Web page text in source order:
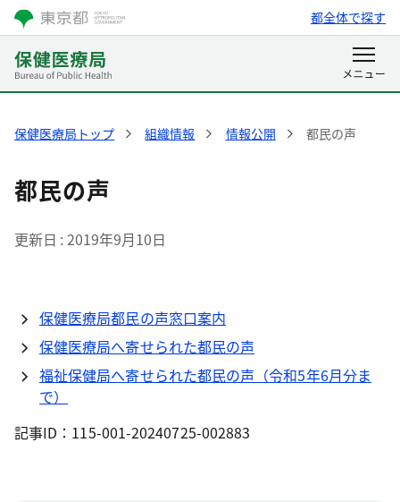
都全体で探す
保健医療局トップ 組織情報 情報公開 都民の声
都民の声
更新日 2019年9月10日
保健医療局都民の声窓口案内
保健医療局へ寄せられた都民の声
福祉保健局へ寄せられた都民の声（令和5年6月分ま
で）
記事ID：115-001-20240725-002883